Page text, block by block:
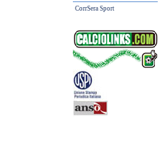
CorrSera Sport